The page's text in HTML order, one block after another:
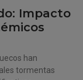
Impacto
han
tormentas